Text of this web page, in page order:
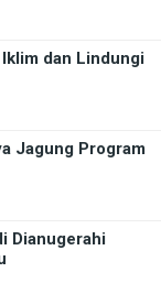
Iklim dan Lindungi
Jagung Program
Dianugerahi